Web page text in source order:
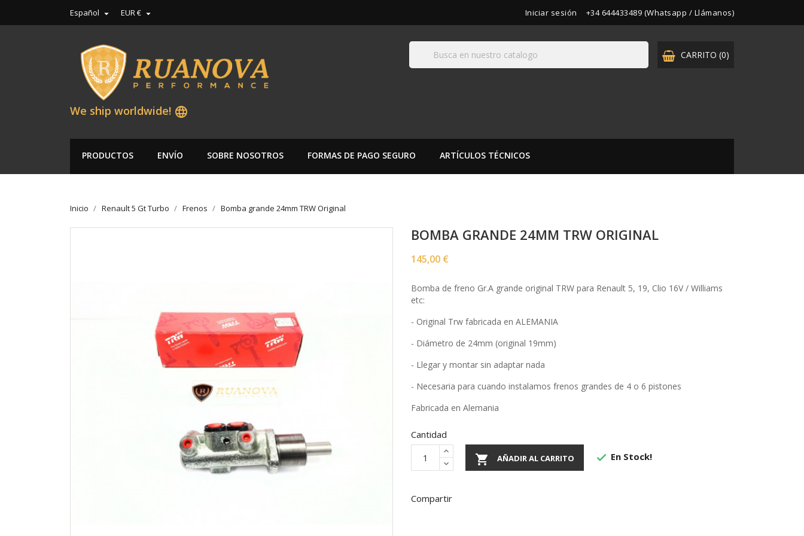
Español  EUR €  Iniciar sesión +34 644433489 (Whatsapp / Llámanos)
CARRITO (0)
We ship worldwide! language
PRODUCTOS ENVÍO SOBRE NOSOTROS FORMAS DE PAGO SEGURO ARTÍCULOS TÉCNICOS
Inicio Renault 5 Gt Turbo Frenos Bomba grande 24mm TRW Original
BOMBA GRANDE 24MM TRW ORIGINAL
145,00 €
Bomba de freno Gr.A grande original TRW para Renault 5, 19, Clio 16V / Williams
etc:
- Original Trw fabricada en ALEMANIA
- Diámetro de 24mm (original 19mm)
- Llegar y montar sin adaptar nada
- Necesaria para cuando instalamos frenos grandes de 4 o 6 pistones
Fabricada en Alemania
Cantidad
 AÑADIR AL CARRITO  En Stock!
Compartir